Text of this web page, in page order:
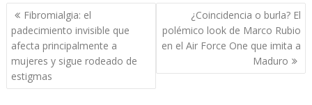
Navegación
de
entradas
Fibromialgia: el
padecimiento invisible que
afecta principalmente a
mujeres y sigue rodeado de
estigmas
¿Coincidencia o burla? El
polémico look de Marco Rubio
en el Air Force One que imita a
Maduro